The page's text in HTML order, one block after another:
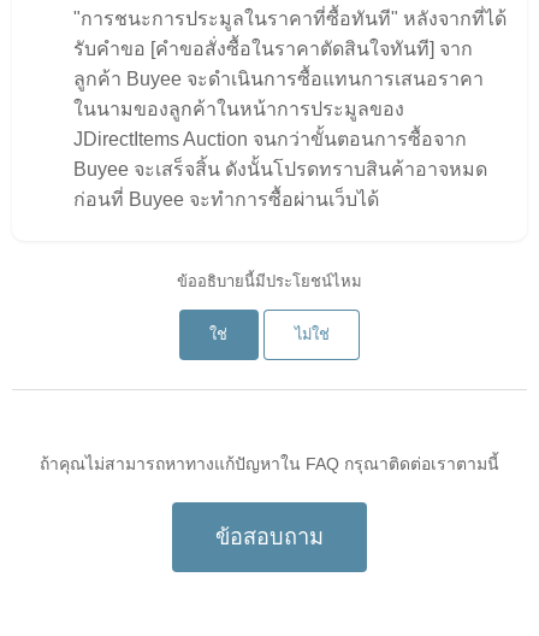
"การชนะการประมูลในราคาที่ซื้อทันที" หลังจากที่ได้
รับคำขอ [คำขอสั่งซื้อในราคาตัดสินใจทันที] จาก
ลูกค้า Buyee จะดำเนินการซื้อแทนการเสนอราคา
ในนามของลูกค้าในหน้าการประมูลของ
JDirectItems Auction จนกว่าขั้นตอนการซื้อจาก
Buyee จะเสร็จสิ้น ดังนั้นโปรดทราบสินค้าอาจหมด
ก่อนที่ Buyee จะทำการซื้อผ่านเว็บได้
ข้ออธิบายนี้มีประโยชน์ไหม
ใช่ ไม่ใช่
ถ้าคุณไม่สามารถหาทางแก้ปัญหาใน FAQ กรุณาติดต่อเราตามนี้
ข้อสอบถาม